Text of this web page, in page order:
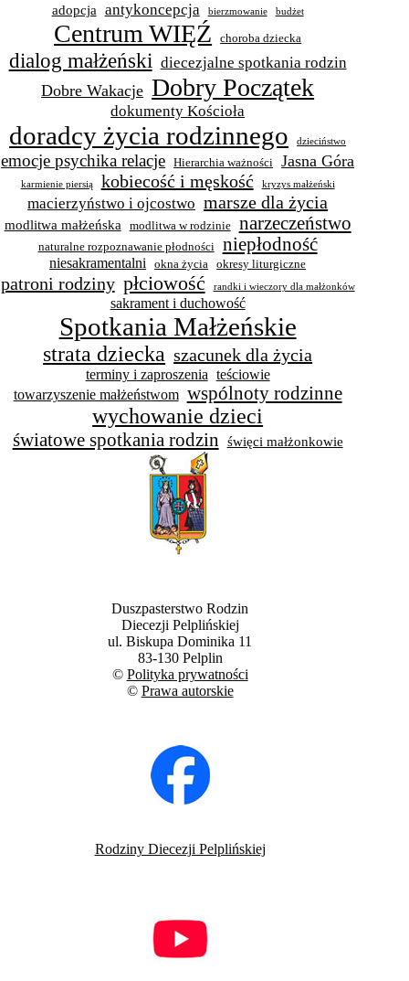
adopcja antykoncepcja bierzmowanie budżet
Centrum WIĘŹ choroba dziecka
dialog małżeński diecezjalne spotkania rodzin
Dobre Wakacje Dobry Początek
dokumenty Kościoła
doradcy życia rodzinnego dzieciństwo
emocje psychika relacje Hierarchia ważności Jasna Góra
karmienie piersią kobiecość i męskość kryzys małżeński
macierzyństwo i ojcostwo marsze dla życia
modlitwa małżeńska modlitwa w rodzinie narzeczeństwo
naturalne rozpoznawanie płodności niepłodność
niesakramentalni okna życia okresy liturgiczne
patroni rodziny płciowość randki i wieczory dla małżonków
sakrament i duchowość
Spotkania Małżeńskie
strata dziecka szacunek dla życia
terminy i zaproszenia teściowie
towarzyszenie małżeństwom wspólnoty rodzinne
wychowanie dzieci
światowe spotkania rodzin święci małżonkowie
Duszpasterstwo Rodzin
Diecezji Pelplińskiej
ul. Biskupa Dominika 11
83-130 Pelplin
© Polityka prywatności
© Prawa autorskie
Rodziny Diecezji Pelplińskiej